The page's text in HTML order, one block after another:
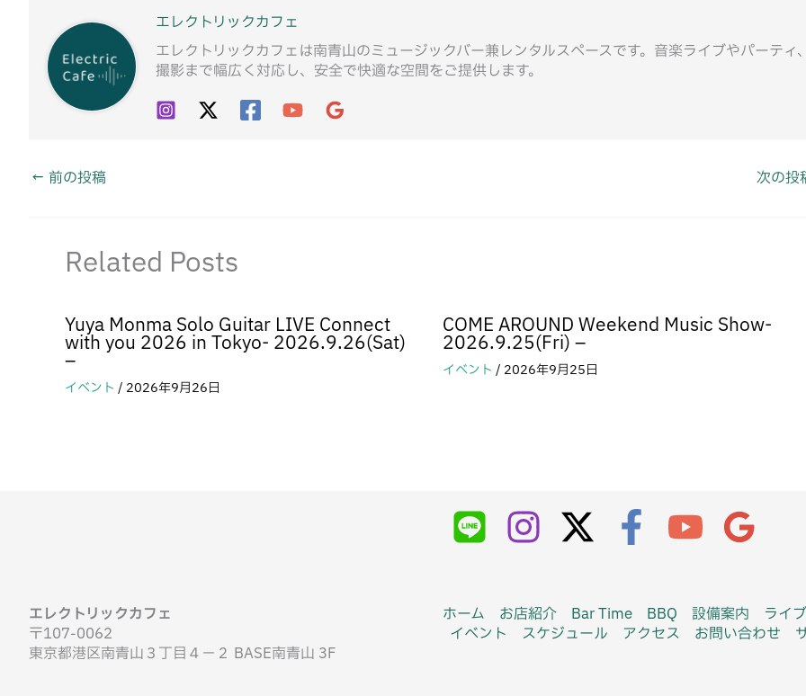
エレクトリックカフェ
エレクトリックカフェは南青山のミュージックバー兼レンタルスペースです。音楽ライブやパーティ
撮影まで幅広く対応し、安全で快適な空間をご提供します。
← 前の投稿 次の
Related Posts
Yuya Monma Solo Guitar LIVE Connect
with you 2026 in Tokyo- 2026.9.26(Sat)
–
イベント / 2026年9月26日
COME AROUND Weekend Music Show-
2026.9.25(Fri) –
イベント / 2026年9月25日
エレクトリックカフェ
〒107-0062
東京都港区南青山３丁目４−２ BASE南青山 3F
ホーム お店紹介 Bar Time BBQ 設備案内
ライ
イベント
スケジュール アクセス お問い合わせ